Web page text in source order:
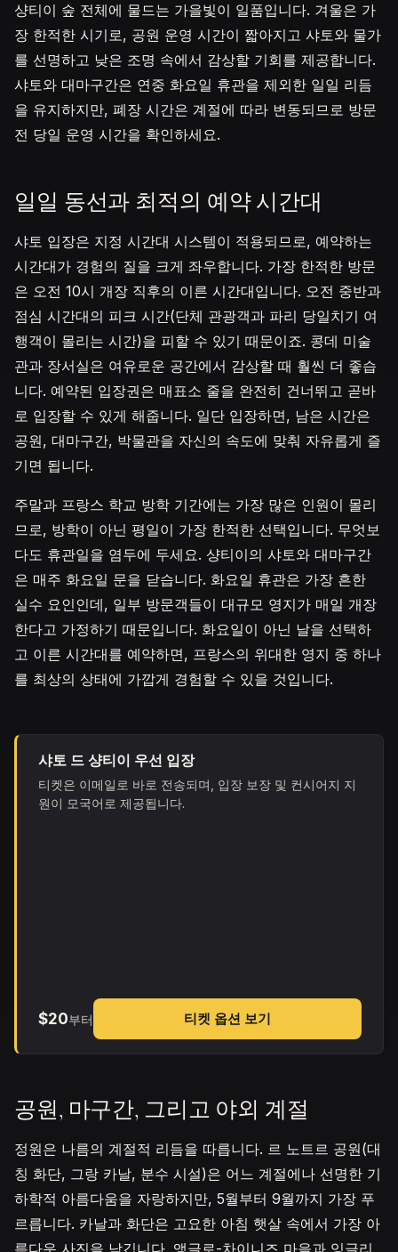
샹티이 숲 전체에 물드는 가을빛이 일품입니다. 겨울은 가
장 한적한 시기로, 공원 운영 시간이 짧아지고 샤토와 물가
를 선명하고 낮은 조명 속에서 감상할 기회를 제공합니다.
샤토와 대마구간은 연중 화요일 휴관을 제외한 일일 리듬
을 유지하지만, 폐장 시간은 계절에 따라 변동되므로 방문
전 당일 운영 시간을 확인하세요.
일일 동선과 최적의 예약 시간대
샤토 입장은 지정 시간대 시스템이 적용되므로, 예약하는
시간대가 경험의 질을 크게 좌우합니다. 가장 한적한 방문
은 오전 10시 개장 직후의 이른 시간대입니다. 오전 중반과
점심 시간대의 피크 시간(단체 관광객과 파리 당일치기 여
행객이 몰리는 시간)을 피할 수 있기 때문이죠. 콩데 미술
관과 장서실은 여유로운 공간에서 감상할 때 훨씬 더 좋습
니다. 예약된 입장권은 매표소 줄을 완전히 건너뛰고 곧바
로 입장할 수 있게 해줍니다. 일단 입장하면, 남은 시간은
공원, 대마구간, 박물관을 자신의 속도에 맞춰 자유롭게 즐
기면 됩니다.
주말과 프랑스 학교 방학 기간에는 가장 많은 인원이 몰리
므로, 방학이 아닌 평일이 가장 한적한 선택입니다. 무엇보
다도 휴관일을 염두에 두세요. 샹티이의 샤토와 대마구간
은 매주 화요일 문을 닫습니다. 화요일 휴관은 가장 흔한
실수 요인인데, 일부 방문객들이 대규모 영지가 매일 개장
한다고 가정하기 때문입니다. 화요일이 아닌 날을 선택하
고 이른 시간대를 예약하면, 프랑스의 위대한 영지 중 하나
를 최상의 상태에 가깝게 경험할 수 있을 것입니다.
샤토 드 샹티이 우선 입장
티켓은 이메일로 바로 전송되며, 입장 보장 및 컨시어지 지
원이 모국어로 제공됩니다.
$20부터 티켓 옵션 보기
공원, 마구간, 그리고 야외 계절
정원은 나름의 계절적 리듬을 따릅니다. 르 노트르 공원(대
칭 화단, 그랑 카날, 분수 시설)은 어느 계절에나 선명한 기
하학적 아름다움을 자랑하지만, 5월부터 9월까지 가장 푸
르릅니다. 카날과 화단은 고요한 아침 햇살 속에서 가장 아